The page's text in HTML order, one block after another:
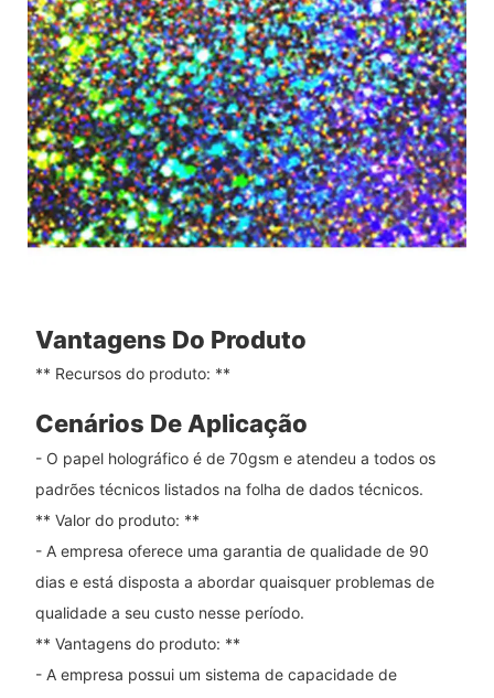
Vantagens Do Produto
** Recursos do produto: **
Cenários De Aplicação
- O papel holográfico é de 70gsm e atendeu a todos os
padrões técnicos listados na folha de dados técnicos.
** Valor do produto: **
- A empresa oferece uma garantia de qualidade de 90
dias e está disposta a abordar quaisquer problemas de
qualidade a seu custo nesse período.
** Vantagens do produto: **
- A empresa possui um sistema de capacidade de